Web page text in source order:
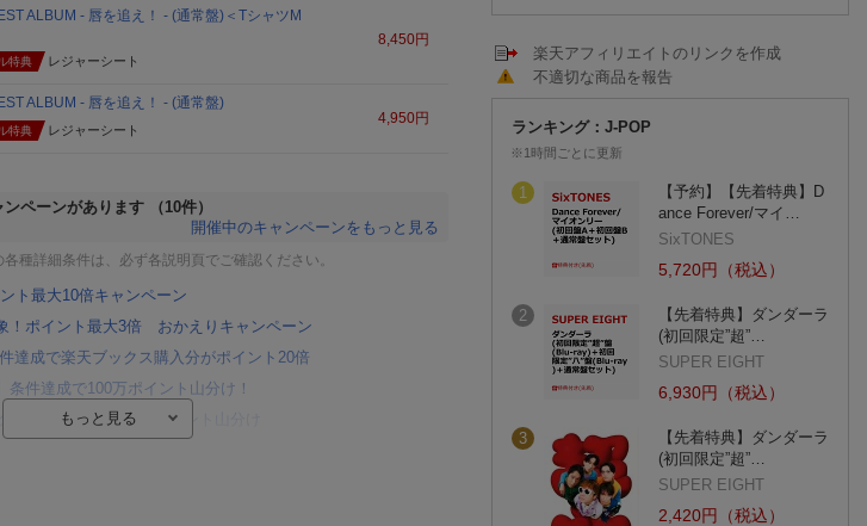
ALBUM - 唇を追え！ - (通常盤)＜TシャツM
特典 レジャーシート
8,450円
ALBUM - 唇を追え！ - (通常盤)
特典 レジャーシート
4,950円
ペーンがあります
（10件）
開催中のキャンペーンをもっと見る
種詳細条件は、必ず各説明頁でご確認ください。
ト最大10倍キャンペーン
！ポイント最大3倍 おかえりキャンペーン
達成で楽天ブックス購入分がポイント20倍
条件達成で100万ポイント山分け！
ス】条件達成で10万ポイント山分け
楽天アフィリエイトのリンクを作成
不適切な商品を報告
ランキング：J-POP
※1時間ごとに更新
1
【予約】【先着特典】D
ance Forever/マイ…
SixTONES
5,720円（税込）
2
【先着特典】ダンダーラ
(初回限定”超”…
SUPER EIGHT
6,930円（税込）
3
【先着特典】ダンダーラ
(初回限定”超”…
SUPER EIGHT
2,420円（税込）